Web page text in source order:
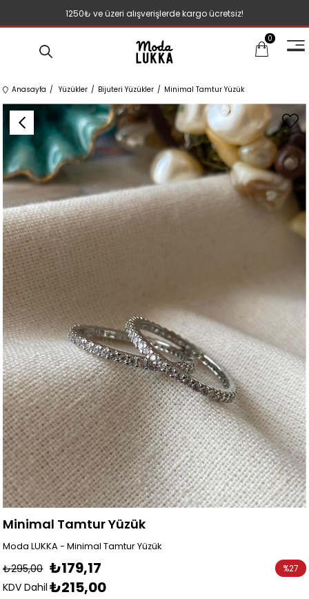
1250₺ ve üzeri alışverişlerde kargo ücretsiz!
0
Anasayfa Yüzükler Bijuteri Yüzükler Minimal Tamtur Yüzük
Minimal Tamtur Yüzük
Moda LUKKA - Minimal Tamtur Yüzük
₺295,00 ₺179,17
KDV Dahil ₺215,00
%27